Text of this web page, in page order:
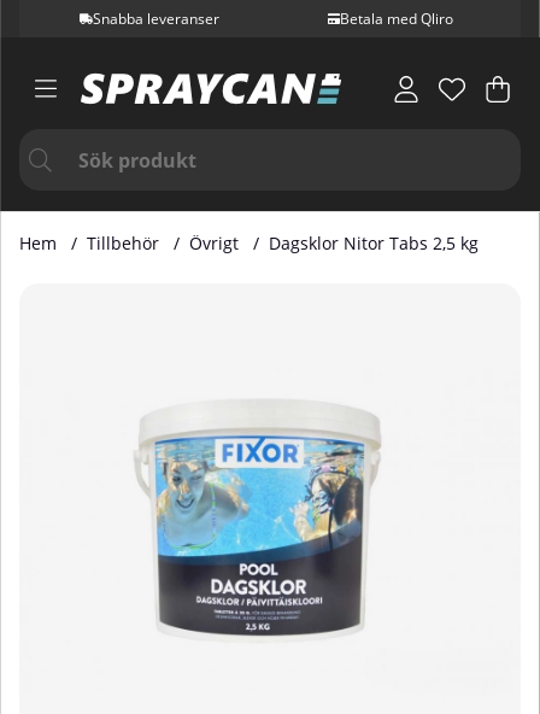
Snabba leveranser Betala med Qliro
.
Hem Tillbehör Övrigt Dagsklor Nitor Tabs 2,5 kg